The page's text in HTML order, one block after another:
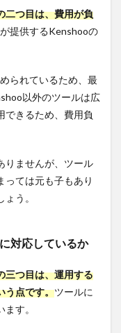
二つ目は、費用が負
提供するKenshooの
られているため、最
以外のツールは広
できるため、費用負
りませんが、ツール
っては元も子もあり
う。
対応しているか
三つ目は、運用する
う点です。ツールに
す。